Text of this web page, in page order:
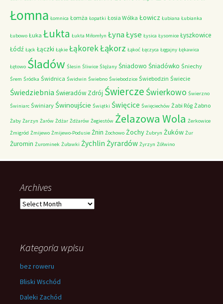
Łomna Łomnica Łomża Łopatki Łosia Wólka Łowicz Łubiana Łubianka
Łubowo Łuka Łukta Łukta Miłomłyn ŁynaŁyse Łysica Łysomice Łyszkowice
Łódź Łąck Łączki Łąkie ŁąkorekŁąkorz Łąkoć Łęczyca Łęgajny Łękawica
Łętowo Śladów Ślesin Śliwice Ślężany Śniadowo Śniadówko Śniechy
Śrem Śródka Świdnica Świdwin Świebno Świebodzice Świebodzin Świecie
Świedziebnia Świeradów Zdrój Świercze Świerkowo Świerzno
Świniarc Świniary Świnoujście Świątki Święcice Święciechów Żabi Róg Żabno
Żaby Żarzyn Żarów Żdżar Żdżarów Żegiestów Żelazowa Wola Żerkowice
Żmigród Żmijewo Żmijewo-Podusie Żnin Żochowo Żochy Żubryn Żuków Żur
Żuromin Żurominek Żuławki Żychlin Żyrardów Żyrzyn Żółwino
Archives
Archives
Kategoria wpisu
bez roweru
Bliski Wschód
Daleki Zachód